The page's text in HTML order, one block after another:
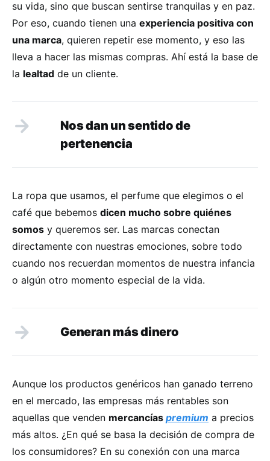
su vida, sino que buscan sentirse tranquilas y en paz.
Por eso, cuando tienen una experiencia positiva con
una marca, quieren repetir ese momento, y eso las
lleva a hacer las mismas compras. Ahí está la base de
la lealtad de un cliente.
Nos dan un sentido de
pertenencia
La ropa que usamos, el perfume que elegimos o el
café que bebemos dicen mucho sobre quiénes
somos y queremos ser. Las marcas conectan
directamente con nuestras emociones, sobre todo
cuando nos recuerdan momentos de nuestra infancia
o algún otro momento especial de la vida.
Generan más dinero
Aunque los productos genéricos han ganado terreno
en el mercado, las empresas más rentables son
aquellas que venden mercancías premium a precios
más altos. ¿En qué se basa la decisión de compra de
los consumidores? En su conexión con una marca